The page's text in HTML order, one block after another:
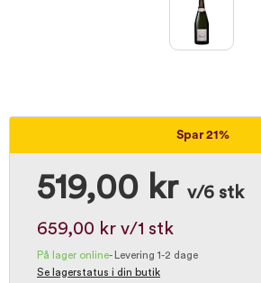
Spar 21%
519,00 kr v/6 stk
659,00 kr v/1 stk
På lager online-
Levering 1-2 dage
Se lagerstatus i din butik